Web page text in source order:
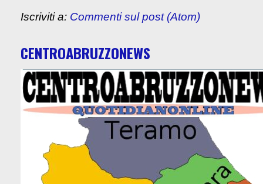
Iscriviti a: Commenti sul post (Atom)
CENTROABRUZZONEWS